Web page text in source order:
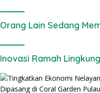
Orang Lain Sedang
Inovasi Ramah